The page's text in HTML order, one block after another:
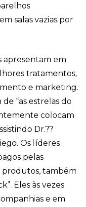
salas vazias por
em
tratamentos,
e marketing.
“as estrelas do
colocam
Dr.??
Os líderes
pelas
produtos, também
Eles às vezes
e em